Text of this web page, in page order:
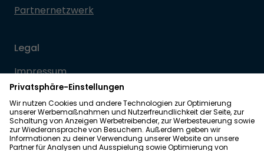
Partnernetzwerk
Legal
Impressum
Datenschutz
Allgemeine Geschäftsbedingungen
Barrierefreiheit